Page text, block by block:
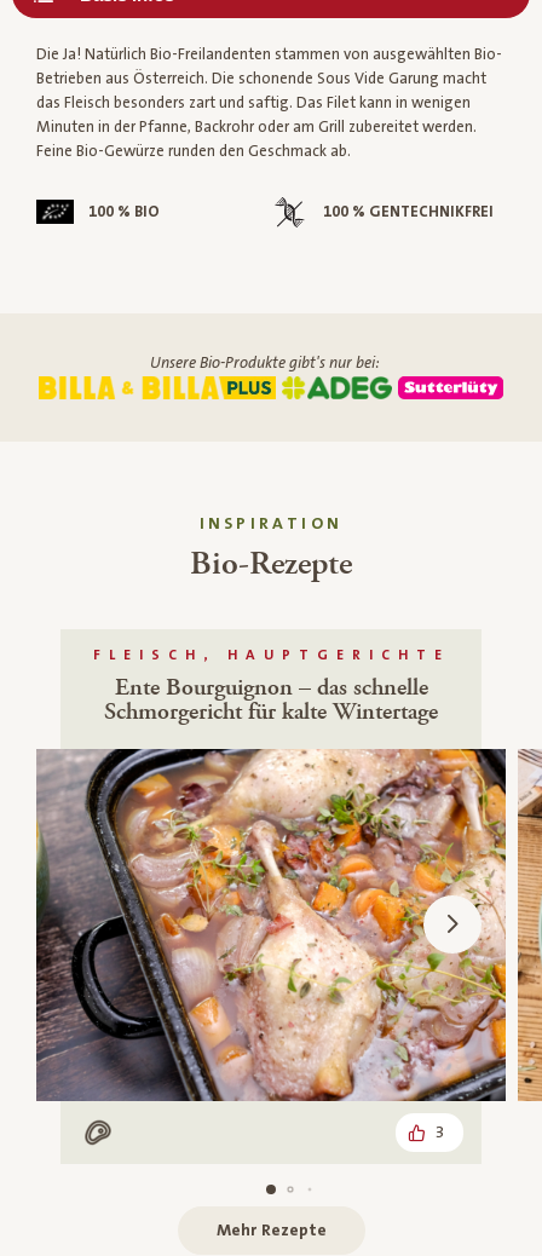
Die Ja! Natürlich Bio-Freilandenten stammen von ausgewählten Bio-
Betrieben aus Österreich. Die schonende Sous Vide Garung macht
das Fleisch besonders zart und saftig. Das Filet kann in wenigen
Minuten in der Pfanne, Backrohr oder am Grill zubereitet werden.
Feine Bio-Gewürze runden den Geschmack ab.
100 % BIO 100 % GENTECHNIKFREI
Unsere Bio-Produkte gibt's nur bei:
INSPIRATION
Bio-Rezepte
FLEISCH, HAUPTGERICHTE
Ente Bourguignon – das schnelle
Schmorgericht für kalte Wintertage
Mit Fleisch 3
Mehr Rezepte